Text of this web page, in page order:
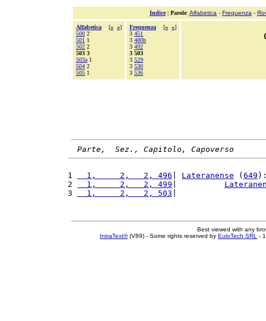
Indice| Parole: Alfabetica - Frequenza -
Alfabetica [« »]
500 2
501 1
502 2
503 3
503a 1
504 2
505 1
Frequenza [« »]
3 451
3 480b
3 492
3 503
3 529
3 530
3 536
Parte,  Sez., Capitolo, Capoverso
1
  1,     2,   2, 496
Lateranense ( 649
2
  1,     2,   2, 499
3
  1,     2,   2, 503
Best viewed with any
IntraText®(V89) - Some rights reserved by EuloTech SRL -